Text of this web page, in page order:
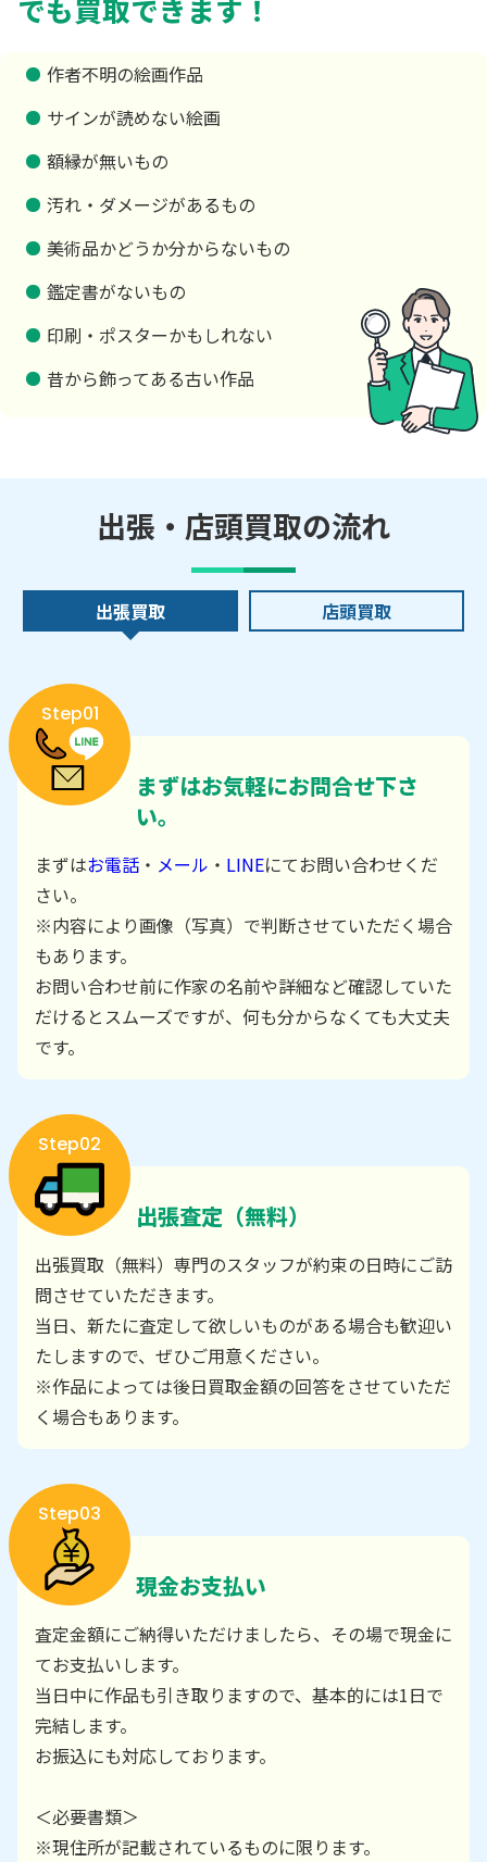
でも買取できます！
作者不明の絵画作品
サインが読めない絵画
額縁が無いもの
汚れ・ダメージがあるもの
美術品かどうか分からないもの
鑑定書がないもの
印刷・ポスターかもしれない
昔から飾ってある古い作品
出張・店頭買取の流れ
出張買取 店頭買取
Step01
まずはお気軽にお問合せ下さ
い。
まずはお電話 ・ メール ・ LINEにてお問い合わせくだ
さい。
※内容により画像（写真）で判断させていただく場合
もあります。
お問い合わせ前に作家の名前や詳細など確認していた
だけるとスムーズですが、何も分からなくても大丈夫
です。
Step02
出張査定（無料）
出張買取（無料）専門のスタッフが約束の日時にご訪
問させていただきます。
当日、新たに査定して欲しいものがある場合も歓迎い
たしますので、ぜひご用意ください。
※作品によっては後日買取金額の回答をさせていただ
く場合もあります。
Step03
現金お支払い
査定金額にご納得いただけましたら、その場で現金に
てお支払いします。
当日中に作品も引き取りますので、基本的には1日で
完結します。
お振込にも対応しております。
＜必要書類＞
※現住所が記載されているものに限ります。